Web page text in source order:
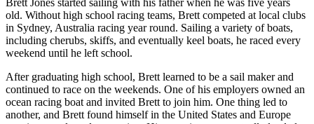
old. Without high school racing teams, Brett competed at local clubs
in Sydney, Australia racing year round. Sailing a variety of boats,
including cherubs, skiffs, and eventually keel boats, he raced every
weekend until he left school.
After graduating high school, Brett learned to be a sail maker and
continued to race on the weekends. One of his employers owned an
ocean racing boat and invited Brett to join him. One thing led to
another, and Brett found himself in the United States and Europe